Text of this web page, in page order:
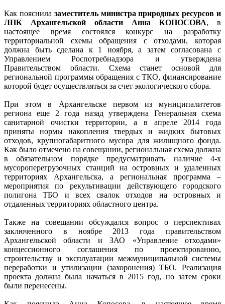
Как пояснила заместитель министра природных ресурсов и
ЛПК Архангельской области Анна КОПОСОВА, в
настоящее время состоялся конкурс на разработку
территориальной схемы обращения с отходами, которая
должна быть сделана к 1 ноября, а затем согласована с
Управлением Роспотребнадзора и утверждена
Правительством области. Схема станет основой для
региональной программы обращения с ТКО, финансирование
которой будет осуществляться за счет экологического сбора.
При этом в Архангельске первом из муниципалитетов
региона еще 2 года назад утверждена Генеральная схема
санитарной очистки территории, а в апреле 2014 года
приняты нормы накопления твердых и жидких бытовых
отходов, крупногабаритного мусора для жилищного фонда.
Как было отмечено на совещании, региональная схема должна
в обязательном порядке предусматривать наличие 4-х
мусороперегрузочных станций на островных и удаленных
территориях Архангельска, а региональная программа –
мероприятия по рекультивации действующего городского
полигона ТБО и всех свалок отходов на островных и
отдаленных территориях областного центра.
Также на совещании обсуждался вопрос о перспективах
заключенного в ноябре 2013 года правительством
Архангельской области и ЗАО «Управление отходами»
концессионного соглашения по проектированию,
строительству и эксплуатации межмуниципальной системы
переработки и утилизации (захоронения) ТБО. Реализация
проекта должна была начаться в 2015 год, но затем сроки
были перенесены.